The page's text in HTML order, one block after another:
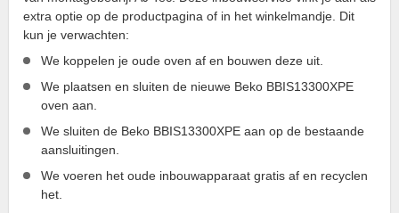
extra optie op de productpagina of in het winkelmandje. Dit
kun je verwachten:
We koppelen je oude oven af en bouwen deze uit.
We plaatsen en sluiten de nieuwe Beko BBIS13300XPE
oven aan.
We sluiten de Beko BBIS13300XPE aan op de bestaande
aansluitingen.
We voeren het oude inbouwapparaat gratis af en recyclen
het.